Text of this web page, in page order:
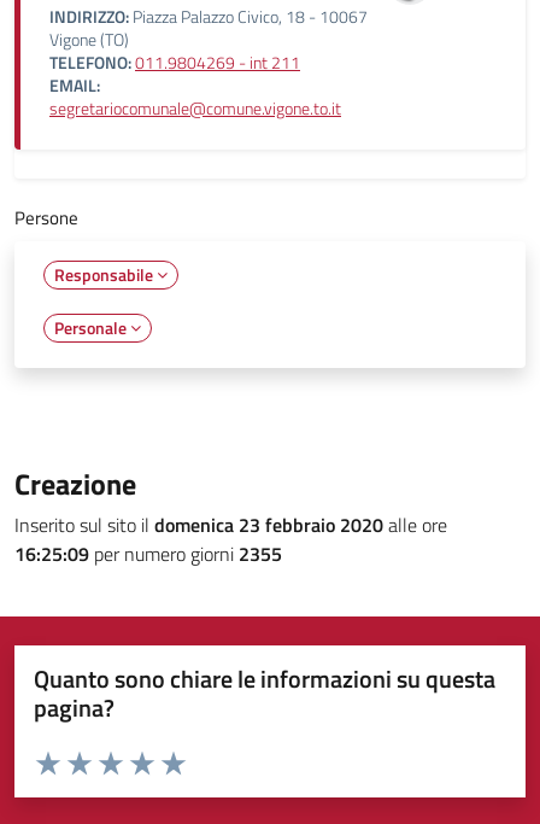
INDIRIZZO:Piazza Palazzo Civico, 18 - 10067
Vigone (TO)
TELEFONO:011.9804269 - int 211
EMAIL:
segretariocomunale@comune.vigone.to.it
Persone
Responsabile
Personale
Creazione
Inserito sul sito il domenica 23 febbraio 2020alle ore
16:25:09 per numero giorni 2355
Quanto sono chiare le informazioni su questa
pagina?
Valuta da 1 a 5 stelle la pagina
Valuta 5 stelle su 5
Valuta 4 stelle su 5
Valuta 3 stelle su 5
Valuta 2 stelle su 5
Valuta 1 stelle su 5